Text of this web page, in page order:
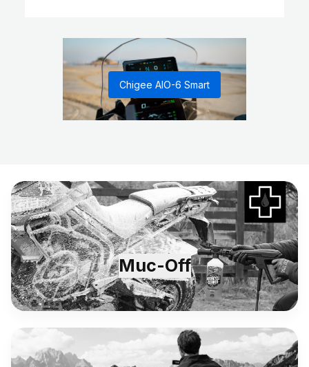
Chigee AIO-6 Smart
Muc-Off